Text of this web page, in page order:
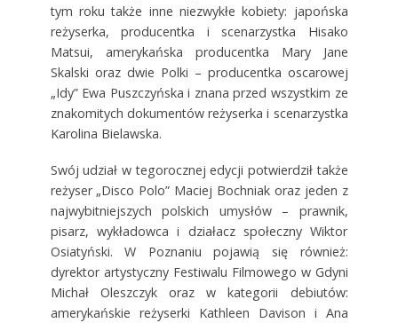
tym roku także inne niezwykłe kobiety: japońska
reżyserka, producentka i scenarzystka Hisako
Matsui, amerykańska producentka Mary Jane
Skalski oraz dwie Polki – producentka oscarowej
„Idy” Ewa Puszczyńska i znana przed wszystkim ze
znakomitych dokumentów reżyserka i scenarzystka
Karolina Bielawska.
Swój udział w tegorocznej edycji potwierdził także
reżyser „Disco Polo” Maciej Bochniak oraz jeden z
najwybitniejszych polskich umysłów – prawnik,
pisarz, wykładowca i działacz społeczny Wiktor
Osiatyński. W Poznaniu pojawią się również:
dyrektor artystyczny Festiwalu Filmowego w Gdyni
Michał Oleszczyk oraz w kategorii debiutów:
amerykańskie reżyserki Kathleen Davison i Ana